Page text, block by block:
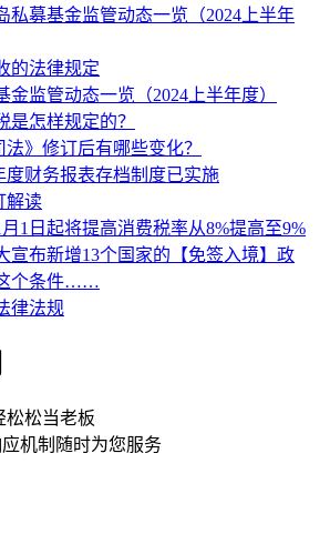
私募基金监管动态一览（2024上半年
的法律规定
金监管动态一览（2024上半年度）
是怎样规定的？
》修订后有哪些变化？
财务报表存档制度已实施
解读
1日起将提高消费税率从8%提高至9%
宣布新增13个国家的【免签入境】政
个条件……
律法规
松松当老板
机制随时为您服务